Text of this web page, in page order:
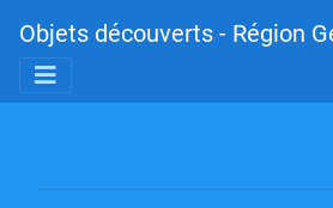
Objets découverts - Région